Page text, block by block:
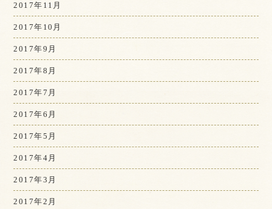
2017年11月
2017年10月
2017年9月
2017年8月
2017年7月
2017年6月
2017年5月
2017年4月
2017年3月
2017年2月